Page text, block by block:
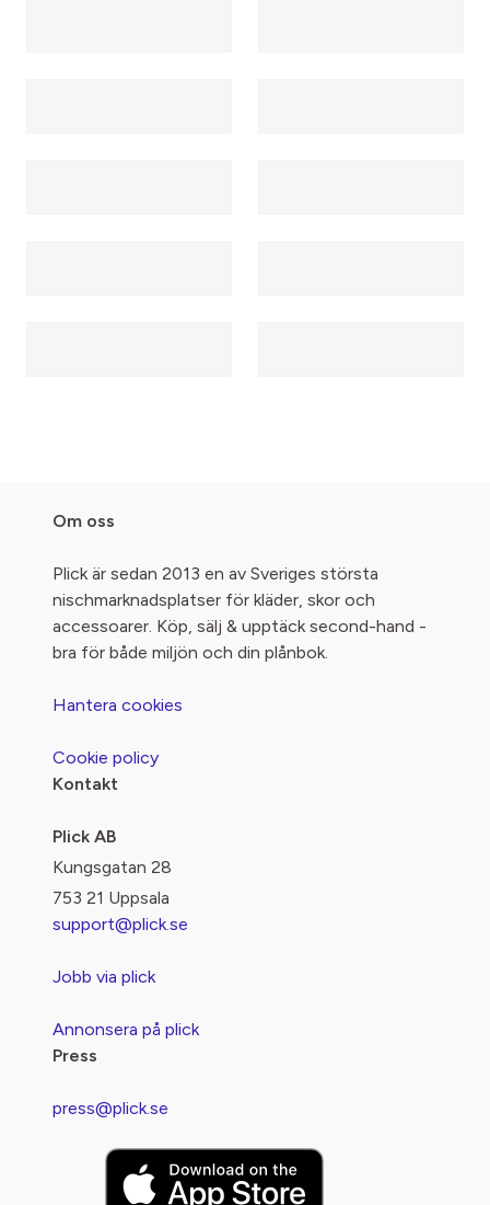
Om oss
Plick är sedan 2013 en av Sveriges största
nischmarknadsplatser för kläder, skor och
accessoarer. Köp, sälj & upptäck second-hand -
bra för både miljön och din plånbok.
Hantera cookies
Cookie policy
Kontakt
Plick AB
Kungsgatan 28
753 21 Uppsala
support@plick.se
Jobb via plick
Annonsera på plick
Press
press@plick.se